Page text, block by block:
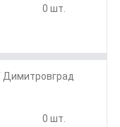
0 шт.
0 шт.